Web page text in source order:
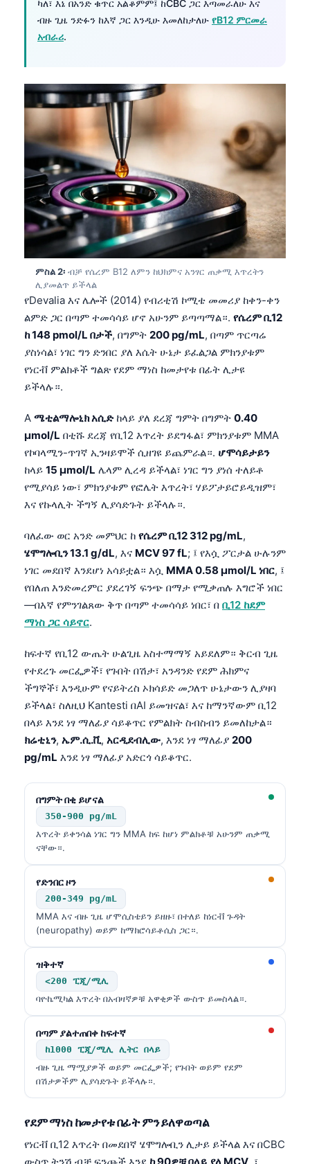
ካለ፣ እኔ በአንድ ቁጥር አልቆምም፤ ከCBC ጋር እጣመራለሁ እና
ብዙ ጊዜ ንድፉን ከእኛ ጋር እንዲሁ እመለከታለሁ የB12 ምርመራ
አብራሪ.
ምስል 2፡ ብቻ የሴረም B12 ለምን ከህክምና አንፃር ጠቃሚ እጥረትን
ሊያመልጥ ይችላል
የDevalia እና ሌሎች (2014) የብሪቲሽ ኮሚቴ መመሪያ ከቀን-ቀን
ልምድ ጋር በጣም ተመሳሳይ ሆኖ አሁንም ይጣጣማል።. የሴረም ቢ12
ከ 148 pmol/L በታች, በግምት 200 pg/mL, በጣም ጥርጣሬ
ያስነሳል፣ ነገር ግን ድንበር ያለ እሴት ሁኔታ ይፈልጋል ምክንያቱም
የነርቭ ምልክቶች ግልጽ የደም ማነስ ከመታየቱ በፊት ሊታዩ
ይችላሉ።.
A ሜቲልማሎኒክ አሲድከላይ ያለ ደረጃ ግምት በግምት 0.40
µmol/L በቲሹ ደረጃ የቢ12 እጥረት ይደግፋል፣ ምክንያቱም MMA
የኮባላሚን-ጥገኛ ኢንዛይሞች ሲዘገዩ ይጨምራል።. ሆሞሳይታይን
ከላይ 15 µmol/L ሌላም ሊረዳ ይችላል፣ ነገር ግን ያነሰ ተለይቶ
የሚያሳይ ነው፣ ምክንያቱም የፎሌት እጥረት፣ ሃይፖታይሮይዲዝም፣
እና የኩላሊት ችግኝ ሊያሳድጉት ይችላሉ።.
ባለፈው ወር አንድ መምህር ከ የሴረም ቢ12 312 pg/mL,
ሄሞግሎቢን 13.1 g/dL, እና MCV 97 fL; ፤ የእሷ ፖርታል ሁሉንም
ነገር መደበኛ እንደሆነ አሳይቷል። እሷ MMA 0.58 µmol/L ነበር, ፤
የበለጠ እንድመረምር ያደረገኝ ፍንጭ በማታ የሚቃጠሉ እግሮች ነበር
—በእኛ የምንገልጸው ቅጥ በጣም ተመሳሳይ ነበር፣ በ ቢ12 ከደም
ማነስ ጋር ሳይኖር.
ከፍተኛ የቢ12 ውጤት ሁልጊዜ አስተማማኝ አይደለም። ቅርብ ጊዜ
የተደረጉ መርፌዎች፣ የጉበት በሽታ፣ አንዳንድ የደም ሕክምና
ችግኞች፣ እንዲሁም የናይትረስ ኦክሳይድ መጋለጥ ሁኔታውን ሊያዛባ
ይችላል፣ ስለዚህ Kantesti በAI ይመዝናል፣ እና ከማንኛውም ቢ12
በላይ እንደ ነፃ ማለፊያ ሳይቆጥር የምልክት ስብስብን ይመለከታል።
ክሬቲኒን, ኤም.ሲ.ቪ, አርዲደብሊው, እንደ ነፃ ማለፊያ 200
pg/mL እንደ ነፃ ማለፊያ አድርጎ ሳይቆጥር.
በግምት በቂ ይሆናል
350-900 pg/mL
እጥረት ይቀንሳል ነገር ግን MMA ከፍ ከሆነ ምልክቶቹ አሁንም ጠቃሚ
ናቸው።.
የድንበር ዞን
200-349 pg/mL
MMA እና ብዙ ጊዜ ሆሞሲስቴይን ይዘዙ፣ በተለይ ከነርቭ ጉዳት
(neuropathy) ወይም ከማክሮሳይቶሲስ ጋር።.
ዝቅተኛ
<200 ፒጂ/ሚሊ
ባዮኬሚካል እጥረት በአብዛኛዎቹ አዋቂዎች ውስጥ ይመስላል።.
በጣም ያልተጠበቀ ከፍተኛ
ከ1000 ፒጂ/ሚሊ ሊትር በላይ
ብዙ ጊዜ ማሟያዎች ወይም መርፌዎች; የጉበት ወይም የደም
በሽታዎችም ሊያሳድጉት ይችላሉ።.
የደም ማነስ ከመታየቱ በፊት ምን ይለዋወጣል
የነርቭ ቢ12 እጥረት በመደበኛ ሄሞግሎቢን ሊታይ ይችላል እና በCBC
ውስጥ ትንሽ ብቻ ፍንጮች እንደ ከ 90ዎቹ በላይ ያለ MCV , ፣